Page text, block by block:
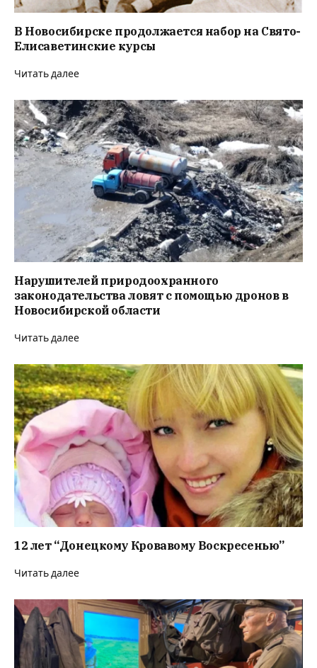
В Новосибирске продолжается набор на Свято-
Елисаветинские курсы
Читать далее
Нарушителей природоохранного
законодательства ловят с помощью дронов в
Новосибирской области
Читать далее
12 лет “Донецкому Кровавому Воскресенью”
Читать далее